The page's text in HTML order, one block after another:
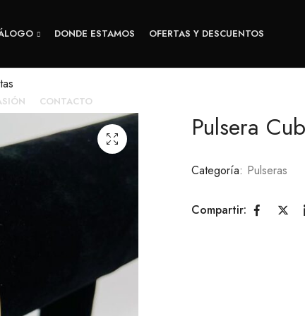
DONDE ESTAMOS OFERTAS Y DESCUENTOS
CONTACTO
Pulsera
Categoría: Pulseras
Compartir: